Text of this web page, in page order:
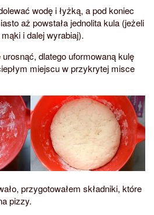
wodę i łyżką, a pod koniec
aż powstała jednolita kula (jeżeli
i dalej wyrabiaj).
dlatego uformowaną kulę
miejscu w przykrytej misce
przygotowałem składniki, które
pizzy.